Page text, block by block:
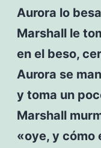
Aurora lo besa
Marshall le
en el beso,
Aurora se
y toma un
Marshall
«oye, y cómo